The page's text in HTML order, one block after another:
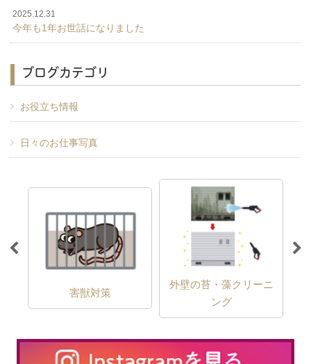
2025.12.31
今年も1年お世話になりました
ブログカテゴリ
お役立ち情報
日々のお仕事写真
害獣対策
外壁の苔・藻クリーニ
ング